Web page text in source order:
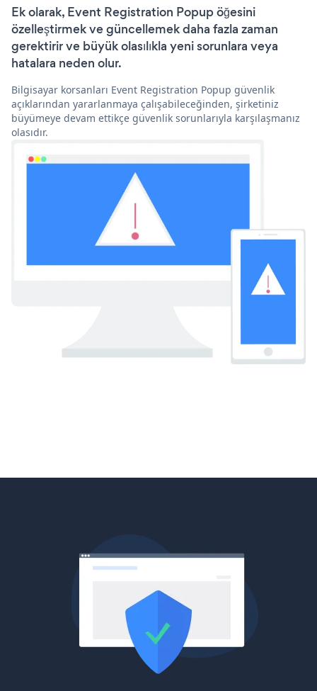
Ek olarak, Event Registration Popup öğesini
özelleştirmek ve güncellemek daha fazla zaman
gerektirir ve büyük olasılıkla yeni sorunlara veya
hatalara neden olur.
Bilgisayar korsanları Event Registration Popup güvenlik
açıklarından yararlanmaya çalışabileceğinden, şirketiniz
büyümeye devam ettikçe güvenlik sorunlarıyla karşılaşmanız
olasıdır.